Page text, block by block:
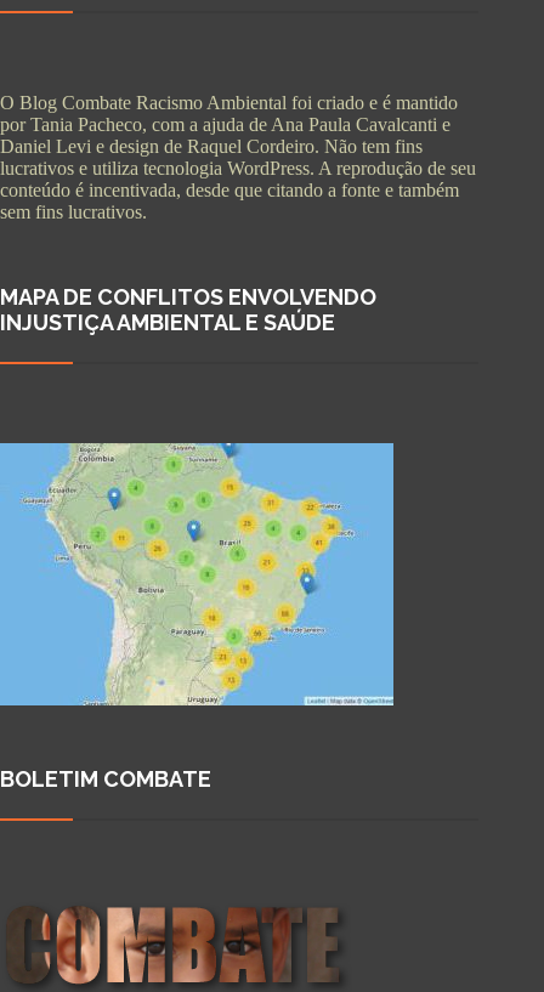
O Blog Combate Racismo Ambiental foi criado e é mantido
por Tania Pacheco, com a ajuda de Ana Paula Cavalcanti e
Daniel Levi e design de Raquel Cordeiro. Não tem fins
lucrativos e utiliza tecnologia WordPress. A reprodução de seu
conteúdo é incentivada, desde que citando a fonte e também
sem fins lucrativos.
MAPA DE CONFLITOS ENVOLVENDO
INJUSTIÇA AMBIENTAL E SAÚDE
BOLETIM COMBATE